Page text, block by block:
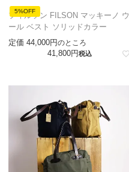
5%OFF
フィルソン FILSON マッキーノ ウ
ール ベスト ソリッドカラー
定価 44,000 のところ
41,800 税込